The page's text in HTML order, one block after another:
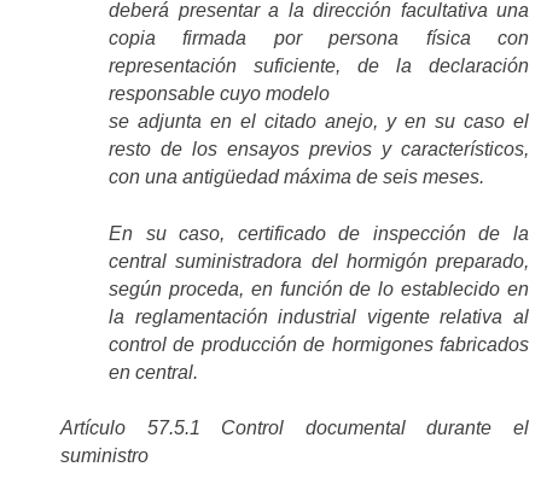
deberá presentar a la dirección facultativa una
copia firmada por persona física con
representación suficiente, de la declaración
responsable cuyo modelo
se adjunta en el citado anejo, y en su caso el
resto de los ensayos previos y característicos,
con una antigüedad máxima de seis meses.
En su caso, certificado de inspección de la
central suministradora del hormigón preparado,
según proceda, en función de lo establecido en
la reglamentación industrial vigente relativa al
control de producción de hormigones fabricados
en central.
Artículo 57.5.1 Control documental durante el
suministro